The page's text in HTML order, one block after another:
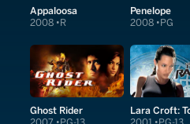
Appaloosa
2008 R
Penelope
2008 PG
Ghost Rider